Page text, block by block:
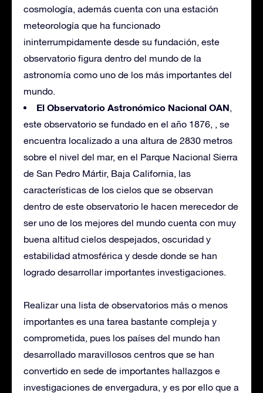
cosmología, además cuenta con una estación
meteorología que ha funcionado
ininterrumpidamente desde su fundación, este
observatorio figura dentro del mundo de la
astronomía como uno de los más importantes del
mundo.
El Observatorio Astronómico Nacional OAN,
este observatorio se fundado en el año 1876, , se
encuentra localizado a una altura de 2830 metros
sobre el nivel del mar, en el Parque Nacional Sierra
de San Pedro Mártir, Baja California, las
características de los cielos que se observan
dentro de este observatorio le hacen merecedor de
ser uno de los mejores del mundo cuenta con muy
buena altitud cielos despejados, oscuridad y
estabilidad atmosférica y desde donde se han
logrado desarrollar importantes investigaciones.
Realizar una lista de observatorios más o menos
importantes es una tarea bastante compleja y
comprometida, pues los países del mundo han
desarrollado maravillosos centros que se han
convertido en sede de importantes hallazgos e
investigaciones de envergadura, y es por ello que a